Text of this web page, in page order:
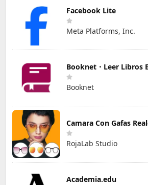
Facebook Lite
Meta Platforms, Inc.
Booknet・Leer Libros
Booknet
Camara Con Gafas
RojaLab Studio
Academia.edu